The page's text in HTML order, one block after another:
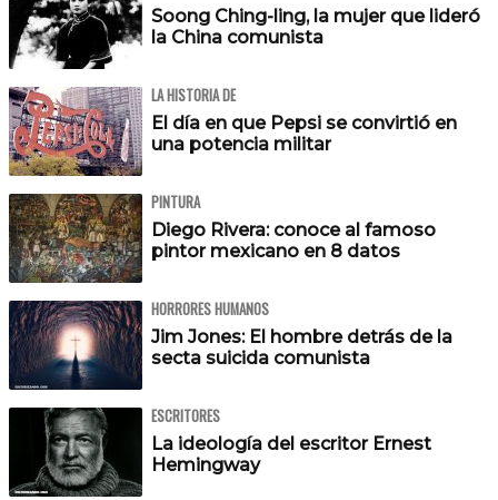
Soong Ching-ling, la mujer que lideró
la China comunista
LA HISTORIA DE
El día en que Pepsi se convirtió en
una potencia militar
PINTURA
Diego Rivera: conoce al famoso
pintor mexicano en 8 datos
HORRORES HUMANOS
Jim Jones: El hombre detrás de la
secta suicida comunista
ESCRITORES
La ideología del escritor Ernest
Hemingway